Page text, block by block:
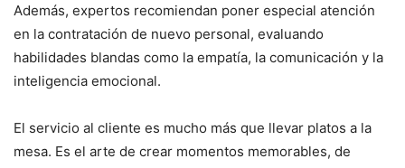
Además, expertos recomiendan poner especial atención
en la contratación de nuevo personal, evaluando
habilidades blandas como la empatía, la comunicación y la
inteligencia emocional.
El servicio al cliente es mucho más que llevar platos a la
mesa. Es el arte de crear momentos memorables, de